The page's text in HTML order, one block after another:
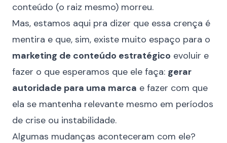
conteúdo (o raiz mesmo) morreu.
Mas, estamos aqui pra dizer que essa crença é
mentira e que, sim, existe muito espaço para o
marketing de conteúdo estratégico evoluir e
fazer o que esperamos que ele faça: gerar
autoridade para uma marca e fazer com que
ela se mantenha relevante mesmo em períodos
de crise ou instabilidade.
Algumas mudanças aconteceram com ele?